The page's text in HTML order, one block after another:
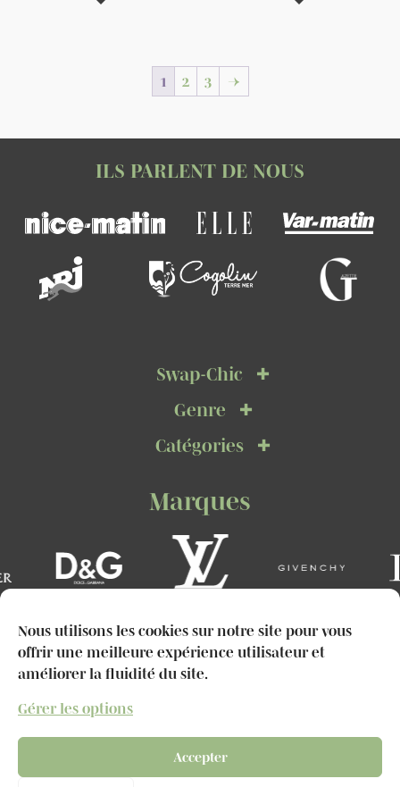
Nous utilisons les cookies sur notre site pour vous
offrir une meilleure expérience utilisateur et
améliorer la fluidité du site.
Gérer les options
Accepter
1 2 3 →
ILS PARLENT DE NOUS
Swap-Chic
Genre
Catégories
Marques
Adresse :
Marines de Cogolin, Quai de la Galiote, 83310 Cogolin